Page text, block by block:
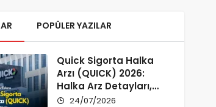
POPÜLER YAZILAR
Quick Sigorta Halka
Arzı (QUICK) 2026:
Halka Arz Detayları,
Şirket Profili ve
24/07/2026